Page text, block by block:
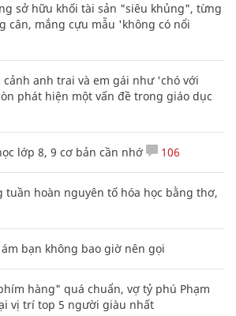
sở hữu khối tài sản "siêu khủng", từng
cân, mắng cựu mẫu 'không có nổi
anh trai và em gái như 'chó với
phát hiện một vấn đề trong giáo dục
lớp 8, 9 cơ bản cần nhớ 106
tuần hoàn nguyên tố hóa học bằng thơ,
bạn không bao giờ nên gọi
hàng" quá chuẩn, vợ tỷ phú Phạm
vị trí top 5 người giàu nhất